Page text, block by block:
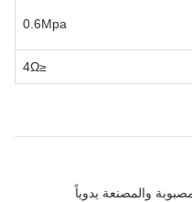
0.6Mpa
≤4Ω
والمصنعة يدوياً